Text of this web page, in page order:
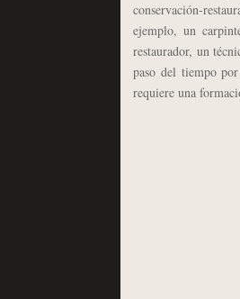
conservación-
ejemplo, un
restaurador, un
paso del tiempo
requiere una